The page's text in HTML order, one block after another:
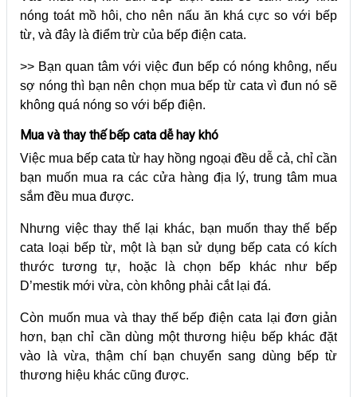
nóng toát mồ hôi, cho nên nấu ăn khá cực so với bếp
từ, và đây là điểm trừ của bếp điện cata.
>> Bạn quan tâm với việc đun bếp có nóng không, nếu
sợ nóng thì bạn nên chọn mua bếp từ cata vì đun nó sẽ
không quá nóng so với bếp điện.
Mua và thay thế bếp cata dễ hay khó
Việc mua bếp cata từ hay hồng ngoại đều dễ cả, chỉ cần
bạn muốn mua ra các cửa hàng địa lý, trung tâm mua
sắm đều mua được.
Nhưng việc thay thế lại khác, bạn muốn thay thế bếp
cata loại bếp từ, một là bạn sử dụng bếp cata có kích
thước tương tự, hoặc là chọn bếp khác như bếp
D’mestik mới vừa, còn không phải cắt lại đá.
Còn muốn mua và thay thế bếp điện cata lại đơn giản
hơn, bạn chỉ cần dùng một thương hiệu bếp khác đặt
vào là vừa, thậm chí bạn chuyển sang dùng bếp từ
thương hiệu khác cũng được.